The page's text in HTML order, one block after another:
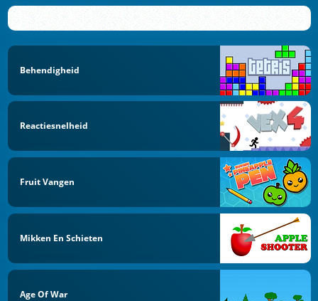
Behendigheid
Reactiesnelheid
Fruit Vangen
Mikken En Schieten
Age Of War